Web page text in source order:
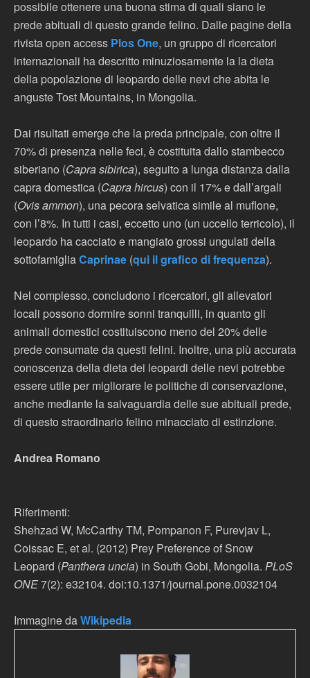
possibile ottenere una buona stima di quali siano le
prede abituali di questo grande felino. Dalle pagine della
rivista open access Plos One, un gruppo di ricercatori
internazionali ha descritto minuziosamente la la dieta
della popolazione di leopardo delle nevi che abita le
anguste Tost Mountains, in Mongolia.
Dai risultati emerge che la preda principale, con oltre il
70% di presenza nelle feci, è costituita dallo stambecco
siberiano (Capra sibirica), seguito a lunga distanza dalla
capra domestica (Capra hircus) con il 17% e dall’argali
(Ovis ammon), una pecora selvatica simile al muflone,
con l’8%. In tutti i casi, eccetto uno (un uccello terricolo), il
leopardo ha cacciato e mangiato grossi ungulati della
sottofamigliaCaprinae (qui il grafico di frequenza).
Nel complesso, concludono i ricercatori, gli allevatori
locali possono dormire sonni tranquilli, in quanto gli
animali domestici costituiscono meno del 20% delle
prede consumate da questi felini. Inoltre, una più accurata
conoscenza della dieta dei leopardi delle nevi potrebbe
essere utile per migliorare le politiche di conservazione,
anche mediante la salvaguardia delle sue abituali prede,
di questo straordinario felino minacciato di estinzione.
Andrea Romano
Riferimenti:
Shehzad W, McCarthy TM, Pompanon F, Purevjav L,
Coissac E, et al. (2012) Prey Preference of Snow
Leopard (Panthera uncia) in South Gobi, Mongolia. PLoS
ONE7(2): e32104. doi:10.1371/journal.pone.0032104
Immagine daWikipedia